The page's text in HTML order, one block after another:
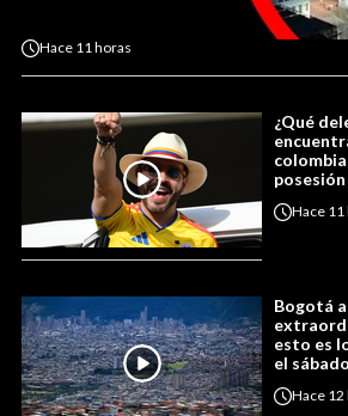
Hace 11 horas
¿Qué
Hace 11
Bogotá
esto es
el sábado
Hace 12